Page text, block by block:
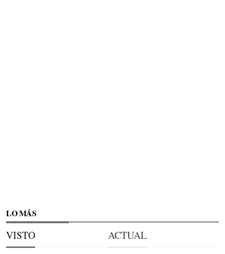
LO MÁS
VISTO ACTUAL